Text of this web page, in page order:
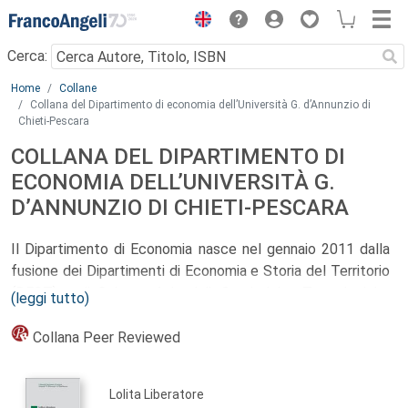
Menu
Cerca:
Main content
Home
Collane
Collana del Dipartimento di economia dell’Università G. d’Annunzio di
Chieti-Pescara
COLLANA DEL DIPARTIMENTO DI
ECONOMIA DELL’UNIVERSITÀ G.
D’ANNUNZIO DI CHIETI-PESCARA
Il Dipartimento di Economia nasce nel gennaio 2011 dalla
fusione dei Dipartimenti di Economia e Storia del Territorio
(DEST) e di Scienze Aziendali, Statistiche, Tecnologiche
dai Dipartimenti di Metodi Quantitativi e Teoria Economica
professori e ricercatori a 54 unità. In questa composizione
il Dipartimento viene ricostituito, nel luglio 2012, a norma
(leggi tutto)
Collana Peer Reviewed
Lolita Liberatore